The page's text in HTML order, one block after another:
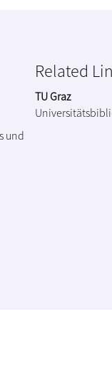
und
Related
TU Graz